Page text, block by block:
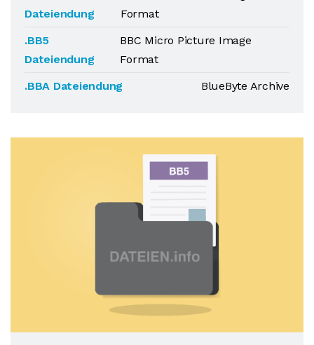
Dateiendung
Format
.BB5
Dateiendung
BBC Micro Picture Image
Format
.BBA Dateiendung
BlueByte Archive